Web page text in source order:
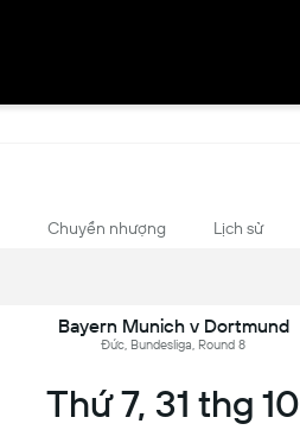
Chuyển nhượng Lịch sử
Bayern Munich v Dortmund
Đức, Bundesliga, Round 8
Thứ 7, 31 thg 10